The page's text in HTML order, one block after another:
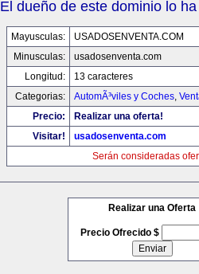
El dueño de este dominio lo
Mayusculas:
USADOSENVENTA.COM
Minusculas:
usadosenventa.com
Longitud:
13 caracteres
Categorias:
AutomÃ³viles y Coches,
Precio:
Realizar una oferta!
Visitar!
usadosenventa.com
Serán consideradas
Realizar una Oferta
Precio Ofrecido $